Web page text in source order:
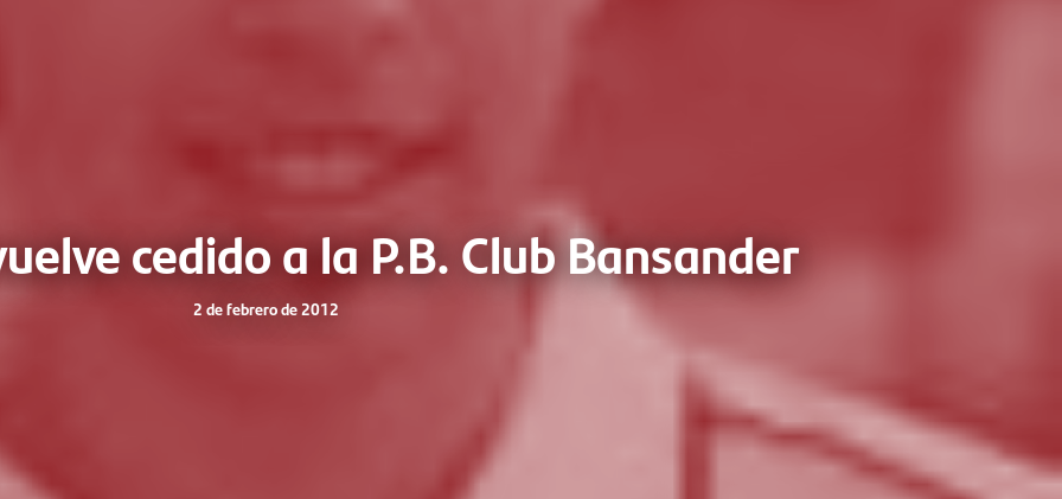
cedido a la P.B. Club Bansander
2 de febrero de 2012